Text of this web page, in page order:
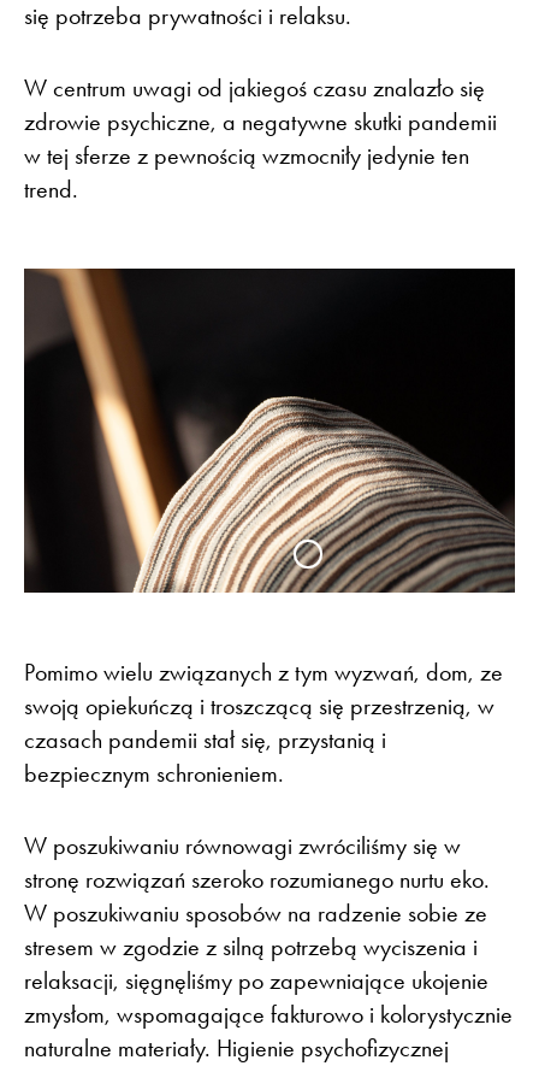
się potrzeba prywatności i relaksu.
W centrum uwagi od jakiegoś czasu znalazło się
zdrowie psychiczne, a negatywne skutki pandemii
w tej sferze z pewnością wzmocniły jedynie ten
trend.
Pomimo wielu związanych z tym wyzwań, dom, ze
swoją opiekuńczą i troszczącą się przestrzenią, w
czasach pandemii stał się, przystanią i
bezpiecznym schronieniem.
W poszukiwaniu równowagi zwróciliśmy się w
stronę rozwiązań szeroko rozumianego nurtu eko.
W poszukiwaniu sposobów na radzenie sobie ze
stresem w zgodzie z silną potrzebą wyciszenia i
relaksacji, sięgnęliśmy po zapewniające ukojenie
zmysłom, wspomagające fakturowo i kolorystycznie
naturalne materiały. Higienie psychofizycznej